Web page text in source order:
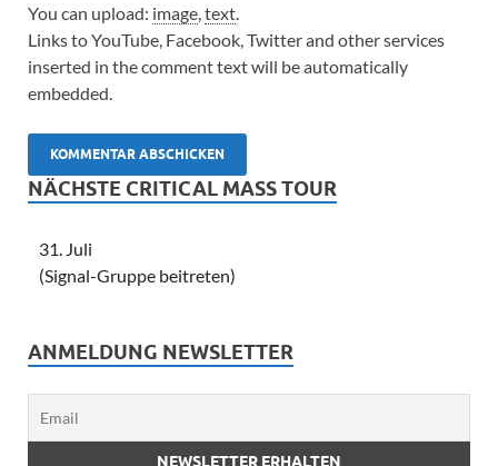
You can upload: image text
Links to YouTube, Facebook, Twitter and other services
inserted in the comment text will be automatically
embedded.
NÄCHSTE CRITICAL MASS TOUR
31. Juli
(Signal-Gruppe beitreten)
ANMELDUNG NEWSLETTER